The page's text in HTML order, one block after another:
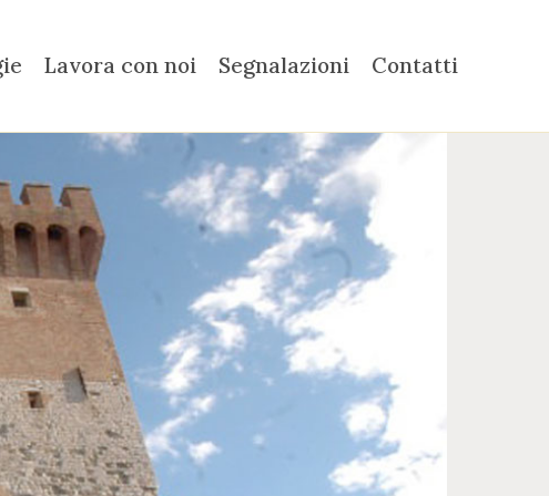
Lavora con noi Segnalazioni Contatti